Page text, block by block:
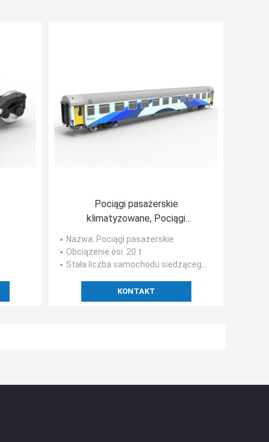
Pociągi pasażerskie
klimatyzowane, Pociągi
pasażerskie 160 km/h Pociągi
spające
Nazwa: Pociągi pasażerskie
Obciążenie osi: 20 t
Stała liczba samochodu siedzącego
KONTAKT